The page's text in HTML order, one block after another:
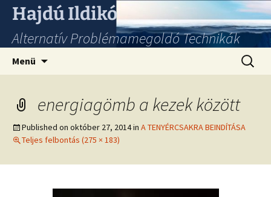
Hajdú Ildikó
Alternatív Problémamegoldó Technikák
Menü
energiagömb a kezek között
Published on október 27, 2014in A TENYÉRCSAKRA BEINDÍTÁSA
Teljes felbontás (275 × 183)